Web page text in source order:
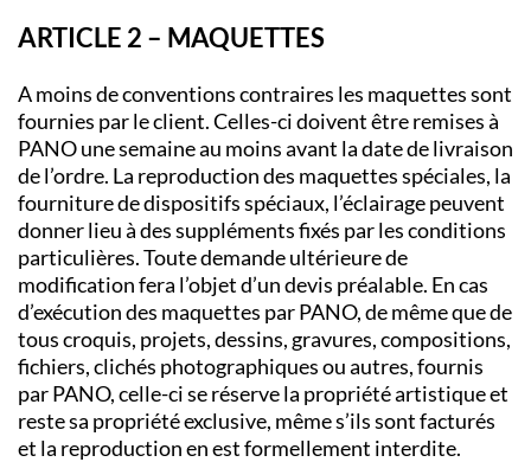
ARTICLE 2 – MAQUETTES
A moins de conventions contraires les maquettes sont
fournies par le client. Celles-ci doivent être remises à
PANO une semaine au moins avant la date de livraison
de l’ordre. La reproduction des maquettes spéciales, la
fourniture de dispositifs spéciaux, l’éclairage peuvent
donner lieu à des suppléments fixés par les conditions
particulières. Toute demande ultérieure de
modification fera l’objet d’un devis préalable. En cas
d’exécution des maquettes par PANO, de même que de
tous croquis, projets, dessins, gravures, compositions,
fichiers, clichés photographiques ou autres, fournis
par PANO, celle-ci se réserve la propriété artistique et
reste sa propriété exclusive, même s’ils sont facturés
et la reproduction en est formellement interdite.